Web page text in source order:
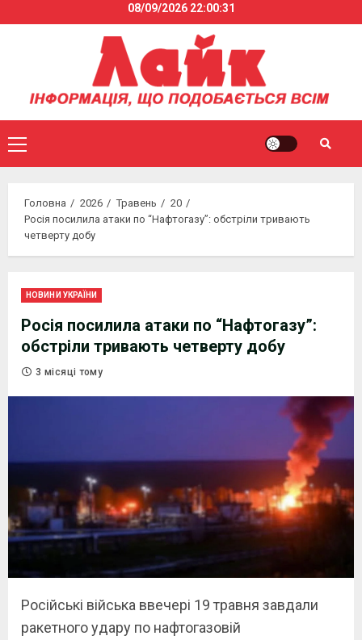
to
08/09/2026 22:00:32
Primary
Menu
Головна 2026 Травень
20
Росія посилила атаки по “Нафтогазу”: обстріли тривають
четверту добу
НОВИНИ УКРАЇНИ
Росія посилила атаки по “Нафтогазу”:
обстріли тривають четверту добу
3 місяці тому
Російські війська ввечері 19 травня завдали
ракетного удару по нафтогазовій